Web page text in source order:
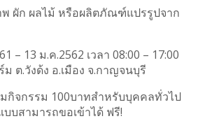
ผัก ผลไม้ หรือผลิตภัณฑ์แปรรูปจาก
– 13 ม.ค.2562 เวลา 08:00 – 17:00
ต.วังด้ง อ.เมือง จ.กาญจนบุรี
กิจกรรม 100บาทสำหรับบุคคลทั่วไป
บบสามารถขอเข้าได้ ฟรี!